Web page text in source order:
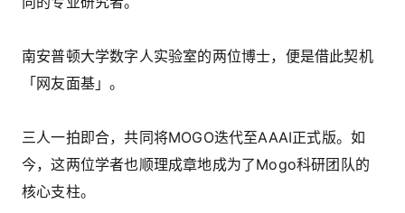
南安普顿大学数字人实验室的两位博士，便是借此契机
「网友面基」。
三人一拍即合，共同将MOGO迭代至AAAI正式版。如
今，这两位学者也顺理成章地成为了Mogo科研团队的
核心支柱。